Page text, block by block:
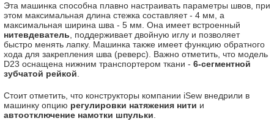
Эта машинка способна плавно настраивать параметры швов, при
этом максимальная длина стежка составляет - 4 мм, а
максимальная ширина шва - 5 мм. Она имеет встроенный
нитевдеватель , поддерживает двойную иглу и позволяет
быстро менять лапку. Машинка также имеет функцию обратного
хода для закрепления шва (реверс). Важно отметить, что модель
D23 оснащена нижним транспортером ткани - 6-сегментной
зубчатой рейкой
Стоит отметить, что конструкторы компании iSew внедрили в
машинку опцию регулировки натяжения нити и
автоотключение намотки шпульки